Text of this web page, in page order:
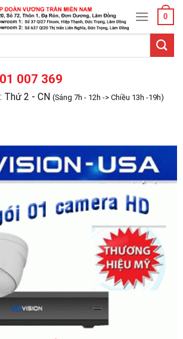
0
007 369
Thứ 2 - CN (Sáng 7h - 12h -> Chiều 13h -19h)